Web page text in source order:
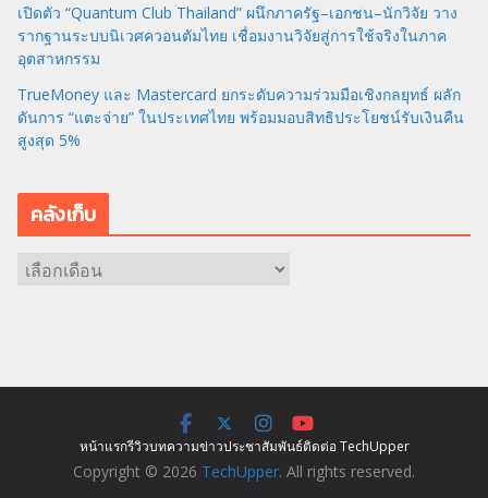
เปิดตัว “Quantum Club Thailand” ผนึกภาครัฐ–เอกชน–นักวิจัย วาง
รากฐานระบบนิเวศควอนตัมไทย เชื่อมงานวิจัยสู่การใช้จริงในภาค
อุตสาหกรรม
TrueMoney และ Mastercard ยกระดับความร่วมมือเชิงกลยุทธ์ ผลัก
ดันการ “แตะจ่าย” ในประเทศไทย พร้อมมอบสิทธิประโยชน์รับเงินคืน
สูงสุด 5%
คลังเก็บ
หน้าแรกรีวิวบทความข่าวประชาสัมพันธ์ติดต่อ TechUpper
Copyright © 2026 TechUpper. All rights reserved.